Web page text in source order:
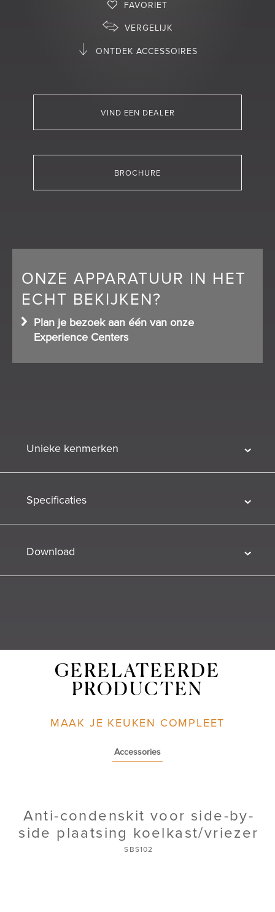
FAVORIET
VERGELIJK
ONTDEK ACCESSOIRES
VIND EEN DEALER
BROCHURE
ONZE APPARATUUR IN HET
ECHT BEKIJKEN?
Plan je bezoek aan één van onze
Experience Centers
Unieke kenmerken
Specificaties
Download
GERELATEERDE
PRODUCTEN
MAAK JE KEUKEN COMPLEET
Accessories
Anti-condenskit voor side-by-
side plaatsing koelkast/vriezer
SBS102